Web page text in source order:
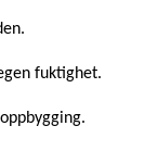
fuktighet.